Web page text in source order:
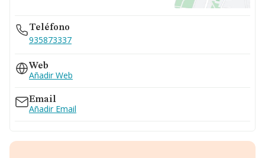
Teléfono
935873337
Web
Añadir Web
Email
Añadir Email